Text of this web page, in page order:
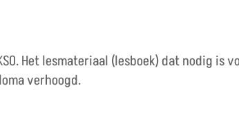
Het lesmateriaal (lesboek) dat nodig is
verhoogd.